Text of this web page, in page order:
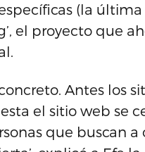
(la última
el proyecto que
Antes los
el sitio web se
que buscan a